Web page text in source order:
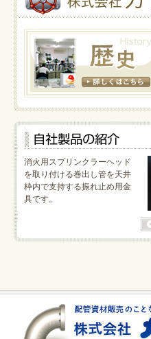
消火用スプリンクラーヘッド
を取り付ける巻出し管を天井
枠内で支持する振れ止め用金
具です。